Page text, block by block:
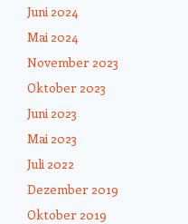
Juni 2024
Mai 2024
November 2023
Oktober 2023
Juni 2023
Mai 2023
Juli 2022
Dezember 2019
Oktober 2019